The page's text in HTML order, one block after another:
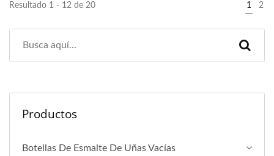
Resultado 1 - 12 de 20 1 2
Productos
Botellas De Esmalte De Uñas Vacías